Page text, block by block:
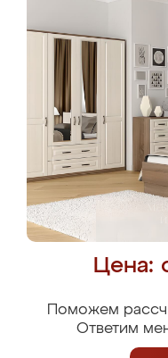
Цена:
Поможем
Ответим